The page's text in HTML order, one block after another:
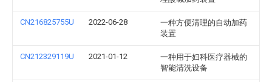
CN216825755U 2022-06-28
一种方便清理的自动加药
装置
CN212329119U 2021-01-12
一种用于妇科医疗器械的
智能清洗设备